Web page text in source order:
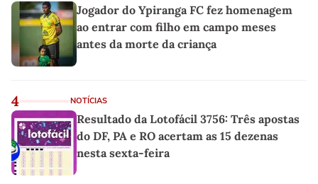
Jogador do Ypiranga FC fez homenagem
ao entrar com filho em campo meses
antes da morte da criança
4 NOTÍCIAS
Resultado da Lotofácil 3756: Três apostas
do DF, PA e RO acertam as 15 dezenas
nesta sexta-feira